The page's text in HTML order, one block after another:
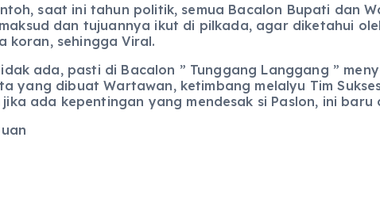
saat ini tahun politik, semua Bacalon Bupati dan
dan tujuannya ikut di pilkada, agar diketahui
koran, sehingga Viral.
ada, pasti di Bacalon ” Tunggang Langgang ”
yang dibuat Wartawan, ketimbang melalyu Tim
ada kepentingan yang mendesak si Paslon, ini baru